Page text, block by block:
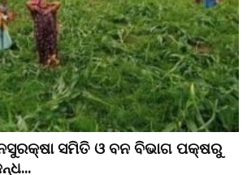
ସମିତି ଓ ବନ ବିଭାଗ ପକ୍ଷରୁ